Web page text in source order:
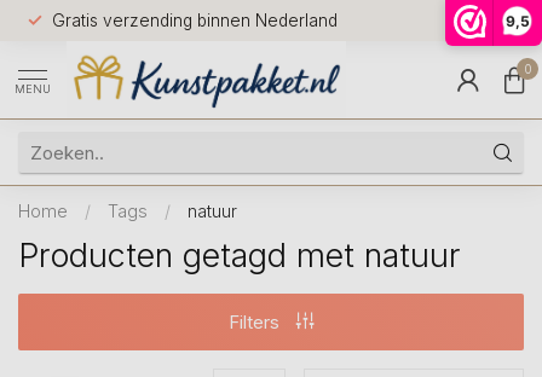
9,5
Gratis verzending binnen Nederland
Voor
huis
9.5
MENU
0
Home / Tags / natuur
Producten getagd met natuur
Filters